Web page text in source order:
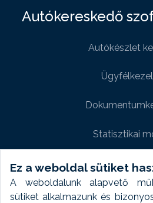
Ez a weboldal sütiket
A weboldalunk alapvető
sütiket alkalmazunk és
Autókereskedő
Autókészlet
Statisztikai
Weboldal
Fényképtár